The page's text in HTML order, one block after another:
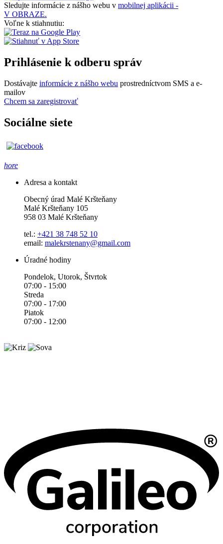
Sledujte informácie z nášho webu v mobilnej aplikácii -
V OBRAZE.
Voľne k stiahnutiu:
Prihlásenie k odberu správ
Dostávajte informácie z nášho webu prostredníctvom SMS a e-
mailov
Chcem sa zaregistrovať
Sociálne siete
hore
Adresa a kontakt
Obecný úrad Malé Kršteňany
Malé Kršteňany 105
958 03 Malé Kršteňany
tel.: +421 38 748 52 10
email: malekrstenany@gmail.com
Úradné hodiny
Pondelok, Utorok, Štvrtok
07:00 - 15:00
Streda
07:00 - 17:00
Piatok
07:00 - 12:00